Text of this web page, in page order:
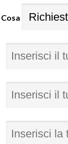
Cosa